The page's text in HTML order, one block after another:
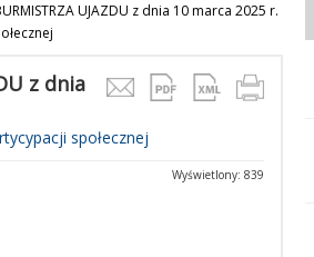
UJAZDU z dnia 10 marca 2025 r.
z dnia
społecznej
Wyświetlony: 839